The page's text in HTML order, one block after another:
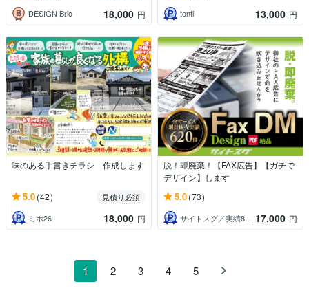
DESIGN Brio
18,000 円 tonti 13,000 円
味のある手書きチラシ 作成します
5.0(42)
見積り必須
ミホ26
18,000 円
脱！即廃棄！【FAX広告】【ガチで
デザイン】します
5.0(73)
サイトスグ／実績800件 17,000 円
1 2 3 4 5